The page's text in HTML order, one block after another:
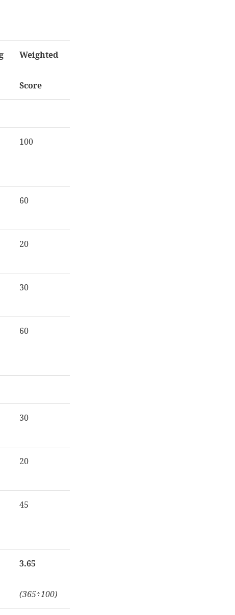
Weighted
Score
100
60
20
30
60
30
20
45
3.65
(365÷100)